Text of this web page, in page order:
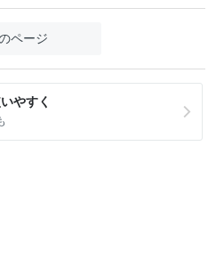
ページ
やすく